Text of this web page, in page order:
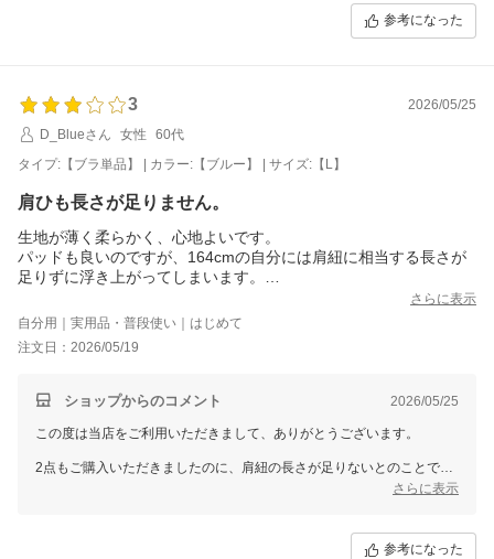
参考になった
3
2026/05/25
D_Blueさん
女性
60代
タイプ:【ブラ単品】 | カラー:【ブルー】 | サイズ:【L】
肩ひも長さが足りません。
生地が薄く柔らかく、心地よいです。
パッドも良いのですが、164cmの自分には肩紐に相当する長さが
足りずに浮き上がってしまいます。
2枚購入しましたがすでに洗ってしまったのでガックリ痩せたら使
えるでしょう。
さらに表示
自分用｜実用品・普段使い｜はじめて
注文日：2026/05/19
ショップからのコメント 2026/05/25
この度は当店をご利用いただきまして、ありがとうございます。
2点もご購入いただきましたのに、肩紐の長さが足りないとのことで、
皆さまのご意見、ご感想をもとに、より良い商品をご提案できますよ
さらに表示
参考になった